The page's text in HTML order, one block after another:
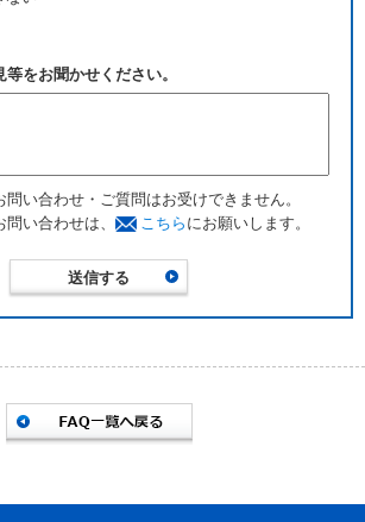
をお聞かせください。
い合わせ・ご質問はお受けできません。
い合わせは、
こちら にお願いします。